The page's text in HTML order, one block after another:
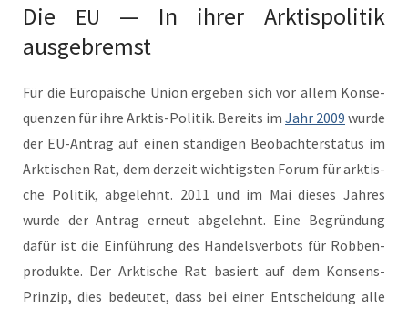
Die EU
— In ihrer Arktispolitik
ausgebremst
Für die Europäis­che Union ergeben sich vor allem Kon­se­
quen­zen für ihre Ark­tis-Poli­tik. Bere­its im Jahr 2009 wurde
der EU-Antrag auf einen ständi­gen Beobachter­sta­tus im
Ark­tis­chen Rat, dem derzeit wichtig­sten Forum für ark­tis­
che Poli­tik, abgelehnt. 2011 und im Mai dieses Jahres
wurde der Antrag erneut abgelehnt. Eine Begrün­dung
dafür ist die Ein­führung des Han­delsver­bots für Robben­
pro­duk­te. Der Ark­tis­che Rat basiert auf dem Kon­sens-
Prinzip, dies bedeutet, dass bei ein­er Entschei­dung alle